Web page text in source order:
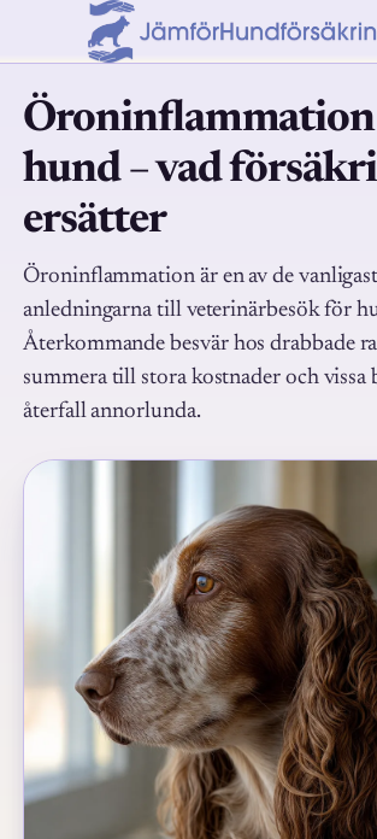
Öroninflammation
hund – vad
ersätter
Öroninflammation är en av de
anledningarna till veterinärbesök för
Återkommande besvär hos drabbade
summera till stora kostnader och vissa
återfall annorlunda.